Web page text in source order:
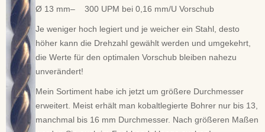
Ø 13 mm– 300 UPM bei 0,16 mm/U Vorschub
Je weniger hoch legiert und je weicher ein Stahl, desto
höher kann die Drehzahl gewählt werden und umgekehrt,
die Werte für den optimalen Vorschub bleiben nahezu
unverändert!
Mein Sortiment habe ich jetzt um größere Durchmesser
erweitert. Meist erhält man kobaltlegierte Bohrer nur bis 13,
manchmal bis 16 mm Durchmesser. Nach größeren Maßen